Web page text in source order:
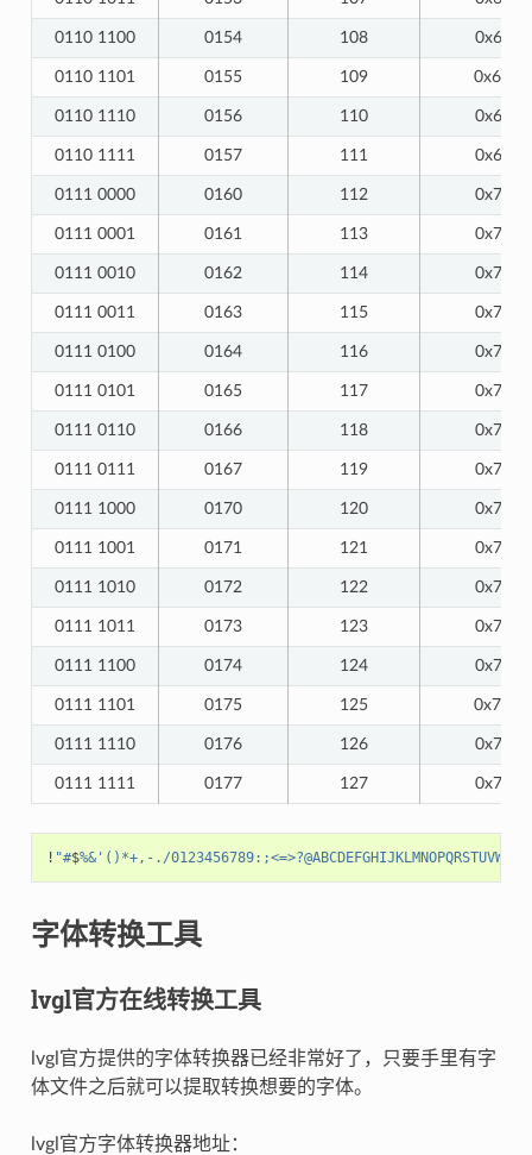
0110 1100 0154 108 0x6C
0110 1101 0155 109 0x6D
0110 1110 0156 110 0x6E
0110 1111 0157 111 0x6F
0111 0000 0160 112 0x70
0111 0001 0161 113 0x71
0111 0010 0162 114 0x72
0111 0011 0163 115 0x73
0111 0100 0164 116 0x74
0111 0101 0165 117 0x75
0111 0110 0166 118 0x76
0111 0111 0167 119 0x77
0111 1000 0170 120 0x78
0111 1001 0171 121 0x79
0111 1010 0172 122 0x7A
0111 1011 0173 123 0x7B
0111 1100 0174 124 0x7C
0111 1101 0175 125 0x7D
0111 1110 0176 126 0x7E
0111 1111 0177 127 0x7F
! "#$%&'()*+,-./
字体转换工具
lvgl官方在线转换工具
lvgl官方提供的字体转换器已经非常好了，只要手里有字
体文件之后就可以提取转换想要的字体。
lvgl官方字体转换器地址：